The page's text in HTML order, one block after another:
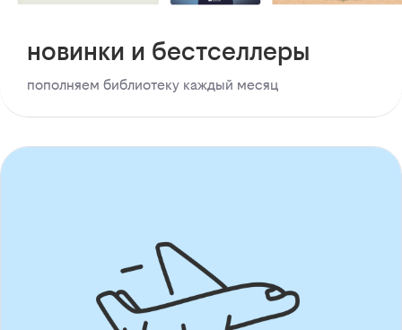
новинки и бестселлеры
пополняем библиотеку каждый месяц